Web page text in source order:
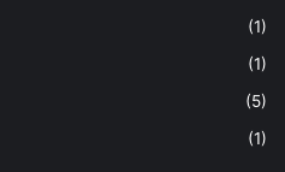
(1)
(1)
(5)
(1)